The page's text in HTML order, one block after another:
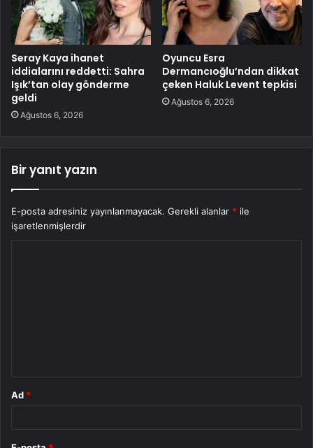
Seray Kaya ihanet
iddialarını reddetti: Sahra
Işık’tan olay gönderme
geldi
Ağustos 6, 2026
Oyuncu Esra
Dermancıoğlu’ndan dikkat
çeken Haluk Levent tepkisi
Ağustos 6, 2026
Bir yanıt yazın
E-posta adresiniz yayınlanmayacak. Gerekli alanlar * ile
işaretlenmişlerdir
Ad *